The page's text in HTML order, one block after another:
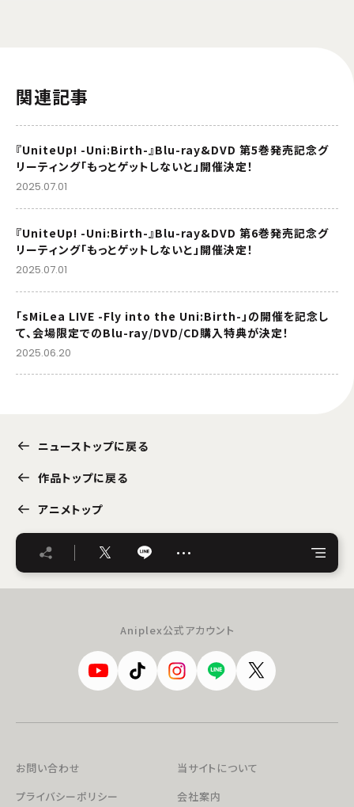
関連記事
『UniteUp! -Uni:Birth-』Blu-ray&DVD 第5巻発売記念グ
リーティング「もっとゲットしないと」開催決定！
2025.07.01
『UniteUp! -Uni:Birth-』Blu-ray&DVD 第6巻発売記念グ
リーティング「もっとゲットしないと」開催決定！
2025.07.01
「sMiLea LIVE -Fly into the Uni:Birth-」の開催を記念し
て、会場限定でのBlu-ray/DVD/CD購入特典が決定！
2025.06.20
ニューストップに戻る
作品トップに戻る
アニメトップ
…
Aniplex公式アカウント
お問い合わせ
当サイトについて
プライバシーポリシー
会社案内